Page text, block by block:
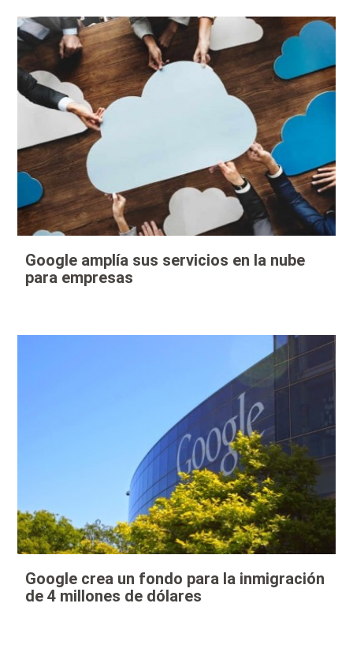
Google amplía sus servicios en la nube
para empresas
Google crea un fondo para la inmigración
de 4 millones de dólares